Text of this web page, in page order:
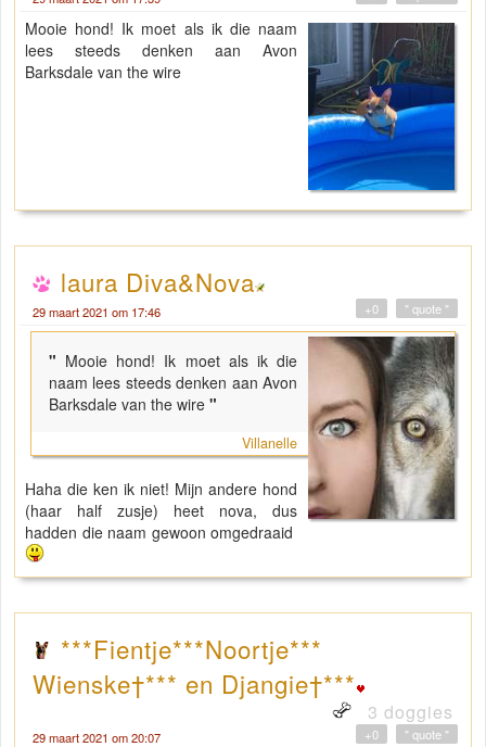
Mooie hond! Ik moet als ik die naam
lees steeds denken aan Avon
Barksdale van the wire
laura Diva&Nova
29 maart 2021 om 17:46 " quote "
+0
" Mooie hond! Ik moet als ik die
naam lees steeds denken aan Avon
Barksdale van the wire "
Villanelle
Haha die ken ik niet! Mijn andere hond
(haar half zusje) heet nova, dus
hadden die naam gewoon omgedraaid
***Fientje***Noortje***
Wienske†*** en Djangie†***
3 doggies
29 maart 2021 om 20:07 " quote "
+0